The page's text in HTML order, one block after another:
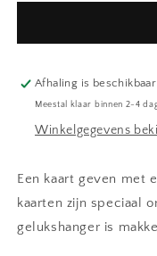
Gelukshanger
Afhaling is
Meestal klaar binnen 2-4
Winkelgegevens
Een kaart geven met
kaarten zijn speciaal
gelukshanger is